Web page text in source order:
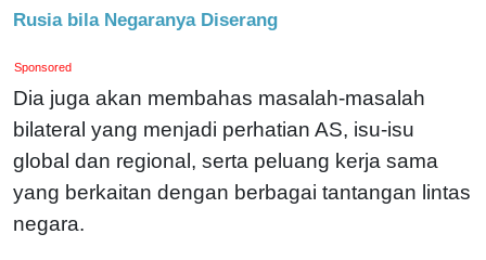
Rusia bila Negaranya Diserang
Sponsored
Dia juga akan membahas masalah-masalah
bilateral yang menjadi perhatian AS, isu-isu
global dan regional, serta peluang kerja sama
yang berkaitan dengan berbagai tantangan lintas
negara.